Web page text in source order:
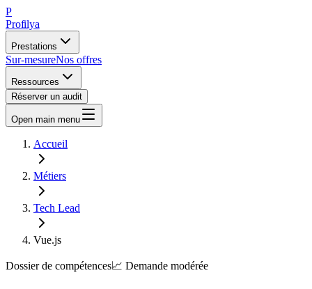
P
Profilya
Prestations
Sur-mesureNos offres
Ressources
Réserver un audit
Open main menu
Accueil
Métiers
Tech Lead
Vue.js
Dossier de compétences📈 Demande modérée